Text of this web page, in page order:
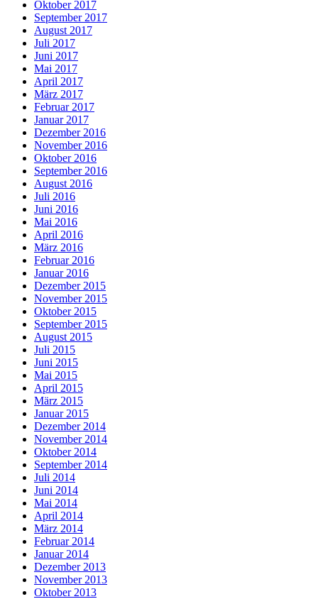
Oktober 2017
September 2017
August 2017
Juli 2017
Juni 2017
Mai 2017
April 2017
März 2017
Februar 2017
Januar 2017
Dezember 2016
November 2016
Oktober 2016
September 2016
August 2016
Juli 2016
Juni 2016
Mai 2016
April 2016
März 2016
Februar 2016
Januar 2016
Dezember 2015
November 2015
Oktober 2015
September 2015
August 2015
Juli 2015
Juni 2015
Mai 2015
April 2015
März 2015
Januar 2015
Dezember 2014
November 2014
Oktober 2014
September 2014
Juli 2014
Juni 2014
Mai 2014
April 2014
März 2014
Februar 2014
Januar 2014
Dezember 2013
November 2013
Oktober 2013